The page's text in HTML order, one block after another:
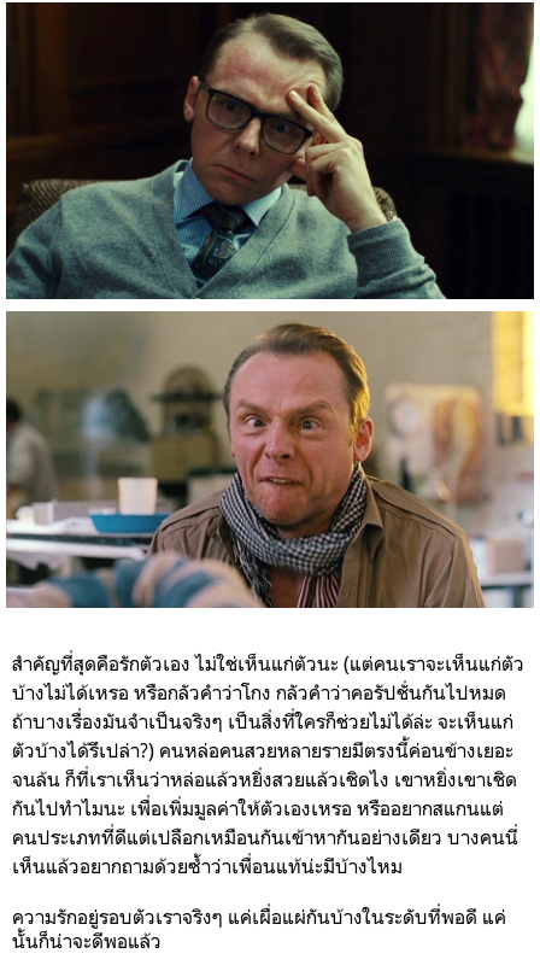
สำคัญที่สุดคือรักตัวเอง ไม่ใช่เห็นแก่ตัวนะ (แต่คนเราจะเห็นแก่ตัว
บ้างไม่ได้เหรอ หรือกลัวคำว่าโกง กลัวคำว่าคอรัปชั่นกันไปหมด
ถ้าบางเรื่องมันจำเป็นจริงๆ เป็นสิ่งที่ใครก็ช่วยไม่ได้ล่ะ จะเห็นแก่
ตัวบ้างได้รึเปล่า?) คนหล่อคนสวยหลายรายมีตรงนี้ค่อนข้างเยอะ
จนล้น ก็ที่เราเห็นว่าหล่อแล้วหยิ่งสวยแล้วเชิดไง เขาหยิ่งเขาเชิด
กันไปทำไมนะ เพื่อเพิ่มมูลค่าให้ตัวเองเหรอ หรืออยากสแกนแต่
คนประเภทที่ดีแต่เปลือกเหมือนกันเข้าหากันอย่างเดียว บางคนนี่
เห็นแล้วอยากถามด้วยซ้ำว่าเพื่อนแท้น่ะมีบ้างไหม
ความรักอยู่รอบตัวเราจริงๆ แค่เผื่อแผ่กันบ้างในระดับที่พอดี แค่
นั้นก็น่าจะดีพอแล้ว